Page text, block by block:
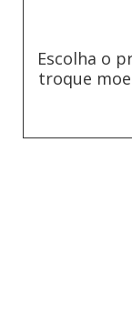
Escolha o
troque